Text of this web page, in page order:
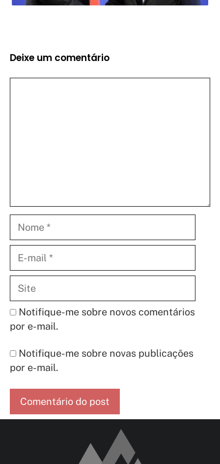
Deixe um comentário
mail
Notifique-me sobre novos comentários
por e-mail.
Notifique-me sobre novas publicações
por e-mail.